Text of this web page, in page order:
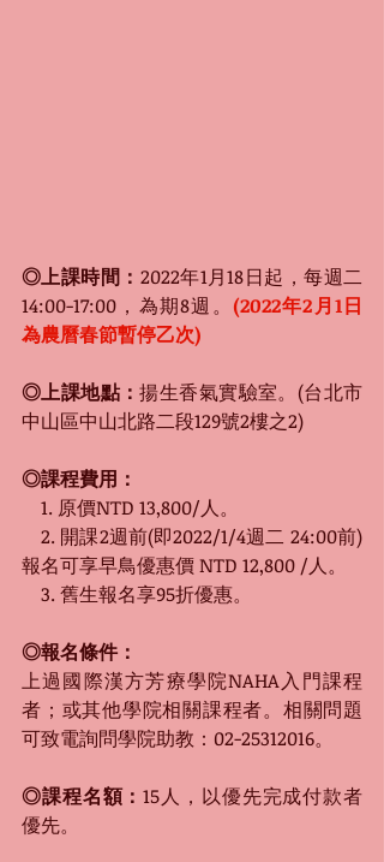
◎上課時間： 2022年1月18日起，每週二
14:00-17:00，為期8週。 (2022年2月1日
為農曆春節暫停乙次)
◎上課地點：揚生香氣實驗室。(台北市
中山區中山北路二段129號2樓之2)
◎課程費用：
1. 原價NTD 13,800/人。
2. 開課2週前(即2022/1/4週二 24:00前)
報名可享早鳥優惠價 NTD 12,800 /人。
3. 舊生報名享95折優惠。
◎報名條件：
上過國際漢方芳療學院NAHA入門課程
者；或其他學院相關課程者。相關問題
可致電詢問學院助教：02-25312016。
◎課程名額：15人，以優先完成付款者
優先。